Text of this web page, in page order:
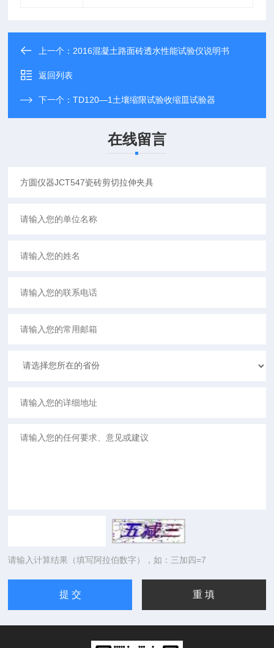
上一个： 2016混凝土路面砖透水性能试验仪说明书
返回列表
下一个：TD120—1土壤缩限试验收缩皿试验器
在线留言
请输入计算结果（填写阿拉伯数字），如：三加四=7